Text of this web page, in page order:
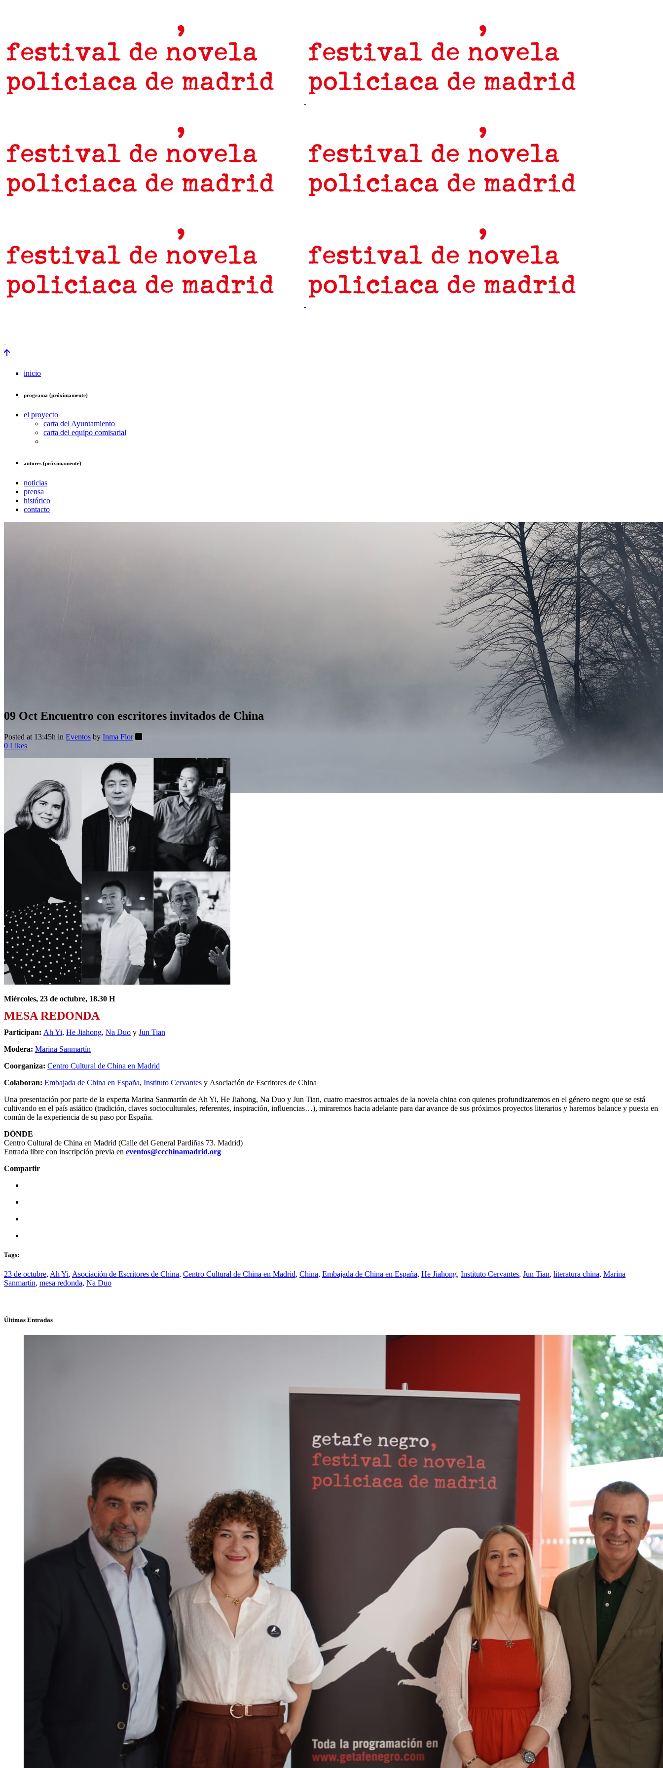
inicio
programa (próximamente)
el proyecto
carta del Ayuntamiento
carta del equipo comisarial
autores (próximamente)
noticias
prensa
histórico
contacto
09 Oct Encuentro con escritores invitados de China
Posted at 13:45h in Eventos by Inma Flor
0 Likes
Miércoles, 23 de octubre, 18.30 H
MESA REDONDA
Participan: Ah Yi, He Jiahong, Na Duo y Jun Tian
Modera: Marina Sanmartín
Coorganiza: Centro Cultural de China en Madrid
Colaboran: Embajada de China en España, Instituto Cervantes y Asociación de Escritores de China
Una presentación por parte de la experta Marina Sanmartín de Ah Yi, He Jiahong, Na Duo y Jun Tian, cuatro maestros actuales de la novela china con quienes profundizaremos en el género negro que se está
cultivando en el país asiático (tradición, claves socioculturales, referentes, inspiración, influencias…), miraremos hacia adelante para dar avance de sus próximos proyectos literarios y haremos balance y puesta en
común de la experiencia de su paso por España.
DÓNDE
Centro Cultural de China en Madrid (Calle del General Pardiñas 73. Madrid)
Entrada libre con inscripción previa en eventos@ccchinamadrid.org
Compartir
Tags:
23 de octubre, Ah Yi, Asociación de Escritores de China, Centro Cultural de China en Madrid, China, Embajada de China en España, He Jiahong, Instituto Cervantes, Jun Tian, literatura china, Marina
Sanmartín, mesa redonda, Na Duo
Últimas Entradas